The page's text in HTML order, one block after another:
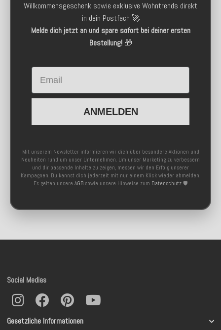
Willkommensgeschenk sowie exklusive Wohntrends direkt
in dein Postfach 🚀
Melde dich jetzt an und spare sofort bei deiner ersten
Bestellung!🎁
Email
ANMELDEN
Mit unserem Newsletter informieren wir dich über besondere Aktionen und
Neuheiten rund um unser Unternehmen. Um unser Marketing zu verbessern
und dir passende Inhalte zu zeigen, messen wir den Erfolg unserer
Kampagnen. Du kannst dich jederzeit mit nur einem Klick wieder abmelden.
Es gelten unsere AGB sowie unsere Hinweise zum Datenschutz 🛡️
Gesetzliche Informationen
Social Medias